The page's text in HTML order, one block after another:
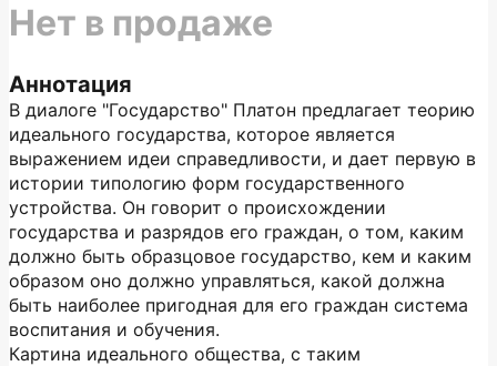
Аннотация
В диалоге "Государство" Платон предлагает теорию
идеального государства, которое является
выражением идеи справедливости, и дает первую в
истории типологию форм государственного
устройства. Он говорит о происхождении
государства и разрядов его граждан, о том, каким
должно быть образцовое государство, кем и каким
образом оно должно управляться, какой должна
быть наиболее пригодная для его граждан система
воспитания и обучения.
Картина идеального общества, с таким
Нет в продаже